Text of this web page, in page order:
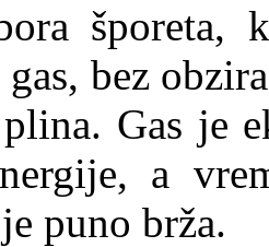
šporeta,
bez
Gas je
a
puno brža.